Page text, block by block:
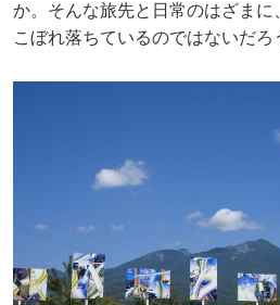
か。そんな旅先と日常のはざま
こぼれ落ちているのではないだろ